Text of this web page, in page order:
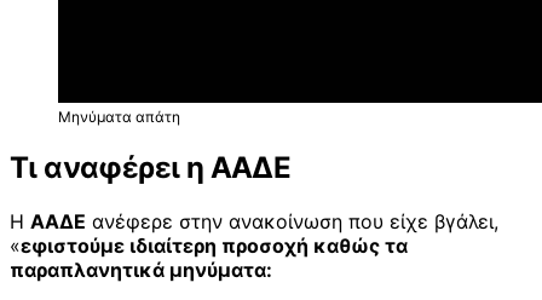
Μηνύματα απάτη
Τι αναφέρει η ΑΑΔΕ
Η ΑΑΔΕ ανέφερε στην ανακοίνωση που είχε βγάλει,
«εφιστούμε ιδιαίτερη προσοχή καθώς τα
παραπλανητικά μηνύματα: